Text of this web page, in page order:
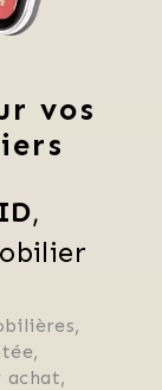
vos
,